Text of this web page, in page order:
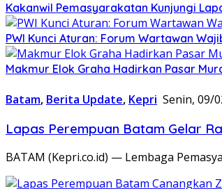
Kakanwil Pemasyarakatan Kunjungi
PWI Kunci Aturan: Forum Wartawan
Makmur Elok Graha Hadirkan Pasar
Batam, Berita Update, Kepri Senin, 09/
Lapas Perempuan Batam Gelar
BATAM (Kepri.co.id) — Lembaga